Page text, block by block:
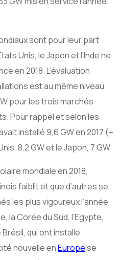
sont pour leur part
Unis, le Japon et l’Inde ne
en 2018. L’évaluation
est au même niveau
pour les trois marchés
Pour rappel et selon les
installé 9,6 GW en 2017 (+
8,2 GW et le Japon, 7 GW.
mondiale en 2018,
faiblit et que d’autres se
les plus vigoureux l’année
la Corée du Sud, l’Egypte,
qui ont installé
nouvelle enEuropese